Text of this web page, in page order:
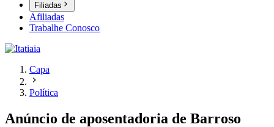
Filiadas
Afiliadas
Trabalhe Conosco
Capa
Política
Anúncio de aposentadoria de Barroso